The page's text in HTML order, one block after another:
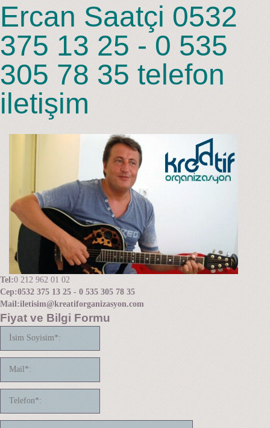
Ercan Saatçi 0532
375 13 25 - 0 535
305 78 35 telefon
iletişim
Tel:0 212 962 01 02
Cep:0532 375 13 25 - 0 535 305 78 35
Mail:iletisim@kreatiforganizasyon.com
Fiyat ve Bilgi Formu